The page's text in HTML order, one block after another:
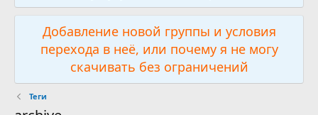
Добавление новой группы и условия
перехода в неё, или почему я не могу
скачивать без ограничений
Теги